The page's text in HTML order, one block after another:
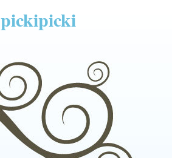
pickipicki